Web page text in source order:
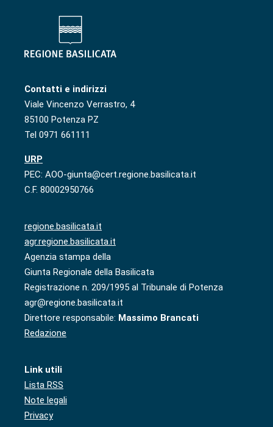
Contatti e indirizzi
Viale Vincenzo Verrastro, 4
85100 Potenza PZ
Tel 0971 661111
URP
PEC: AOO-giunta@cert.regione.basilicata.it
C.F. 80002950766
regione.basilicata.it
agr.regione.basilicata.it
Agenzia stampa della
Giunta Regionale della Basilicata
Registrazione n. 209/1995 al Tribunale di Potenza
agr@regione.basilicata.it
Direttore responsabile: Massimo Brancati
Redazione
Link utili
Lista RSS
Note legali
Privacy